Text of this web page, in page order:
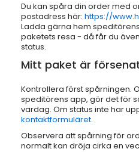
Du kan spåra din order med
postadress här: https://
Ladda gärna hem
paketets resa - då får du
status.
Mitt paket är
Kontrollera först spårningen.
speditörens app, gör det för
vardag. Om status inte har
kontaktformuläret.
Observera att spårning för
normalt kan dröja cirka en